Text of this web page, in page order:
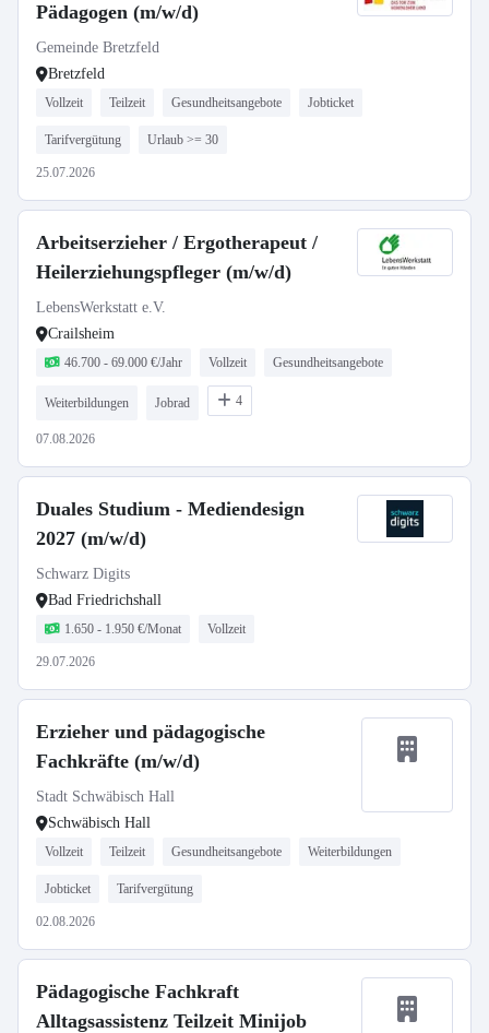
Pädagogen (m/w/d)
Gemeinde Bretzfeld
Bretzfeld
Vollzeit Teilzeit Gesundheitsangebote Jobticket
Tarifvergütung Urlaub >= 30
25.07.2026
Arbeitserzieher / Ergotherapeut /
Heilerziehungspfleger (m/w/d)
LebensWerkstatt e.V.
Crailsheim
46.700 - 69.000 €/Jahr Vollzeit Gesundheitsangebote
Weiterbildungen Jobrad 4
07.08.2026
Duales Studium - Mediendesign
2027 (m/w/d)
Schwarz Digits
Bad Friedrichshall
1.650 - 1.950 €/Monat Vollzeit
29.07.2026
Erzieher und pädagogische
Fachkräfte (m/w/d)
Stadt Schwäbisch Hall
Schwäbisch Hall
Vollzeit Teilzeit Gesundheitsangebote Weiterbildungen
Jobticket Tarifvergütung
02.08.2026
Pädagogische Fachkraft
Alltagsassistenz Teilzeit Minijob